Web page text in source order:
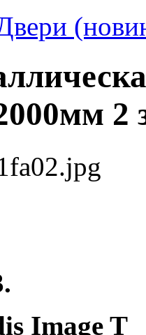
2
Image T